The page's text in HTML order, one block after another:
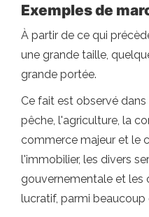
Exemples de
À partir de ce qui
une grande taille,
grande portée.
Ce fait est observé
pêche, l'agriculture, la
commerce majeur et le
l'immobilier, les divers
gouvernementale et les
lucratif, parmi beaucoup